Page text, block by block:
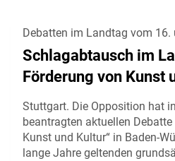
Debatten im Landtag vom 16.
Schlagabtausch im
Förderung von Kunst
Stuttgart. Die Opposition hat
beantragten aktuellen
Kunst und Kultur“ in Baden-
lange Jahre geltenden